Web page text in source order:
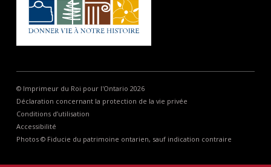
© Imprimeur du Roi pour l'Ontario 2026
Déclaration concernant la protection de la vie privée
Conditions d’utilisation
Accessibilité
Photos © Fiducie du patrimoine ontarien, sauf indication contraire